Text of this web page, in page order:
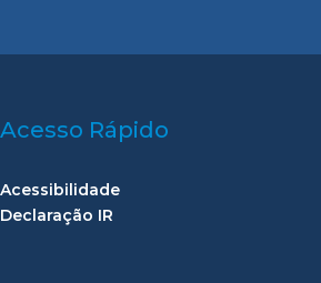
Acesso Rápido
Acessibilidade
Declaração IR